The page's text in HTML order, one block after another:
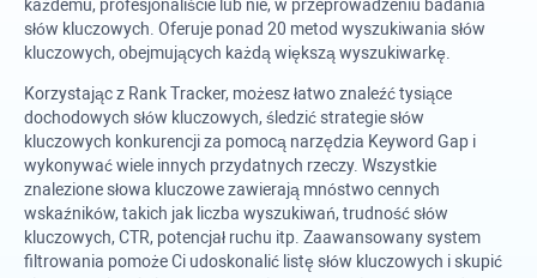
każdemu, profesjonaliście lub nie, w przeprowadzeniu badania
słów kluczowych. Oferuje ponad 20 metod wyszukiwania słów
kluczowych, obejmujących każdą większą wyszukiwarkę.
Korzystając z Rank Tracker, możesz łatwo znaleźć tysiące
dochodowych słów kluczowych, śledzić strategie słów
kluczowych konkurencji za pomocą narzędzia Keyword Gap i
wykonywać wiele innych przydatnych rzeczy. Wszystkie
znalezione słowa kluczowe zawierają mnóstwo cennych
wskaźników, takich jak liczba wyszukiwań, trudność słów
kluczowych, CTR, potencjał ruchu itp. Zaawansowany system
filtrowania pomoże Ci udoskonalić listę słów kluczowych i skupić